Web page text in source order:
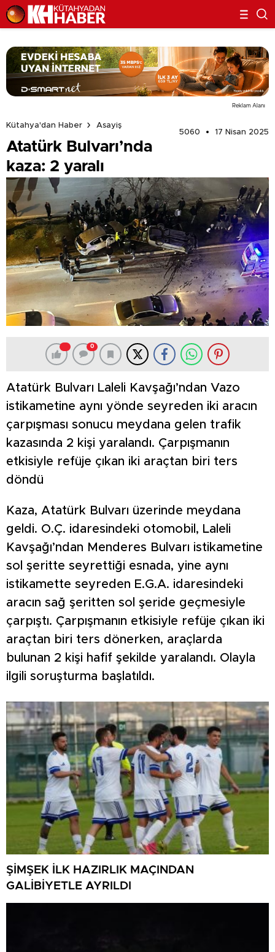
Reklam Alanı
Kütahya'dan Haber
Asayiş
5060
17 Nisan 2025
Atatürk Bulvarı’nda
kaza: 2 yaralı
0
Atatürk Bulvarı Laleli Kavşağı’ndan Vazo
istikametine aynı yönde seyreden iki aracın
çarpışması sonucu meydana gelen trafik
kazasında 2 kişi yaralandı. Çarpışmanın
etkisiyle refüje çıkan iki araçtan biri ters
döndü
Kaza, Atatürk Bulvarı üzerinde meydana
geldi. O.Ç. idaresindeki otomobil, Laleli
Kavşağı’ndan Menderes Bulvarı istikametine
sol şeritte seyrettiği esnada, yine aynı
istikamette seyreden E.G.A. idaresindeki
aracın sağ şeritten sol şeride geçmesiyle
çarpıştı. Çarpışmanın etkisiyle refüje çıkan iki
araçtan biri ters dönerken, araçlarda
bulunan 2 kişi hafif şekilde yaralandı. Olayla
ilgili soruşturma başlatıldı.
ŞİMŞEK İLK HAZIRLIK MAÇINDAN
GALİBİYETLE AYRILDI